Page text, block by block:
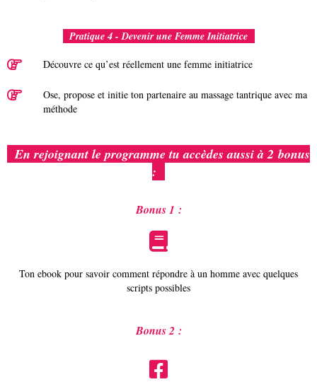
Pratique 4 - Devenir une Femme Initiatrice
Découvre ce qu’est réellement une femme initiatrice
Ose, propose et initie ton partenaire au massage tantrique avec ma
méthode
En rejoignant le programme tu accèdes aussi à 2 bonus
:
Bonus 1 :
Ton ebook pour savoir comment répondre à un homme avec quelques
scripts possibles
Bonus 2 :